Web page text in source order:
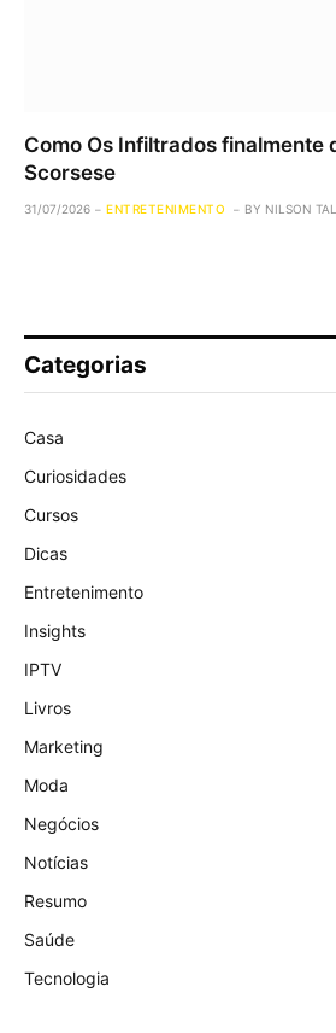
Como Os Infiltrados finalmente
Scorsese
31/07/2026 ENTRETENIMENTO BY NILSON
Categorias
Casa
Curiosidades
Cursos
Dicas
Entretenimento
Insights
IPTV
Livros
Marketing
Moda
Negócios
Notícias
Resumo
Saúde
Tecnologia